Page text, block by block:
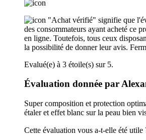
"Achat vérifié" signifie que
des consommateurs ayant acheté ce
en ligne. Toutefois, tous ceux
la possibilité de donner leur avis.
Evalué(e) à 3 étoile(s) sur 5.
Évaluation donnée par
Super composition et protection
étaler et effet blanc sur la peau bien
Cette évaluation vous a-t-elle été utile